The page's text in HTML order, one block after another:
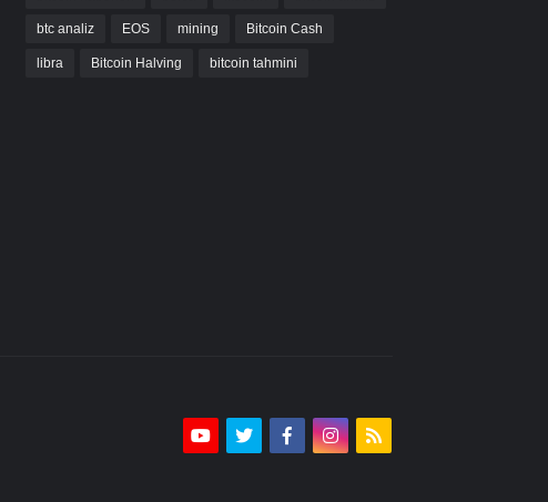
btc analiz EOS mining Bitcoin Cash
libra Bitcoin Halving bitcoin tahmini